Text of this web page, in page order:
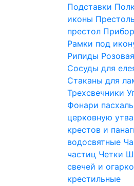
Подставки
иконы
престол
Рамки под
Рипиды
Сосуды для
Стаканы для
Трехсвечники
Фонари
церковную
крестов и
водосвятные
частиц Четки
свечей и
крестильные